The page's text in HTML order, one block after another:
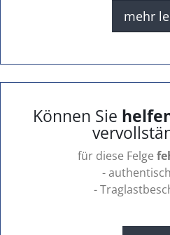
mehr
Können Sie
für diese Felge
-
-